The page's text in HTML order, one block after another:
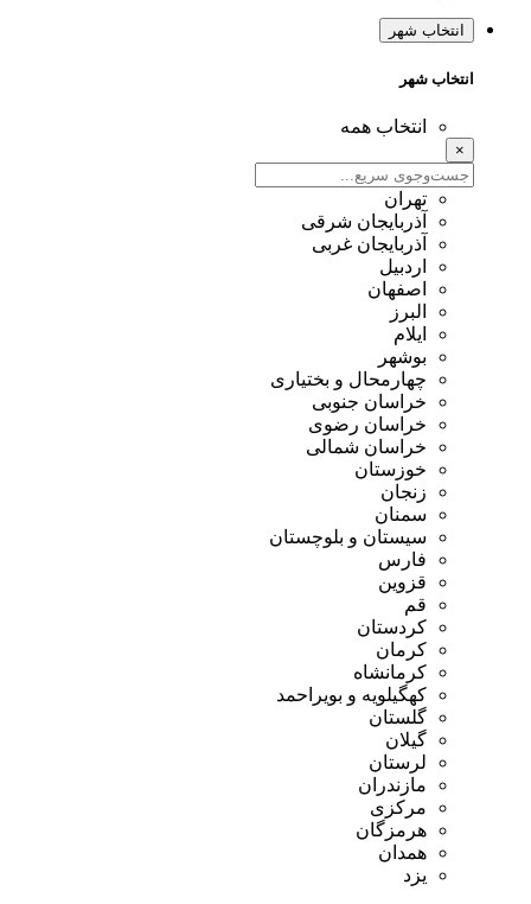
انتخاب شهر
انتخاب شهر
انتخاب همه
تهران
آذربایجان شرقی
آذربایجان غربی
اردبیل
اصفهان
البرز
ایلام
بوشهر
چهارمحال و بختیاری
خراسان جنوبی
خراسان رضوی
خراسان شمالی
خوزستان
زنجان
سمنان
سیستان و بلوچستان
فارس
قزوین
قم
کردستان
کرمان
کرمانشاه
کهگیلویه و بویراحمد
گلستان
گیلان
لرستان
مازندران
مرکزی
هرمزگان
همدان
یزد